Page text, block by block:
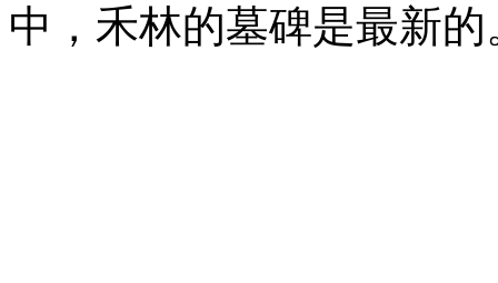
中，禾林的墓碑是最新